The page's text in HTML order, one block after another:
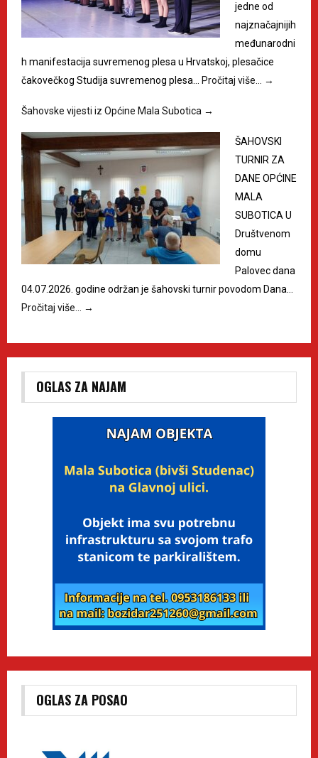
jedne od
najznačajnijih
međunarodni
h manifestacija suvremenog plesa u Hrvatskoj, plesačice
čakovečkog Studija suvremenog plesa…
Pročitaj više… →
Šahovske vijesti iz Općine Mala Subotica →
ŠAHOVSKI
TURNIR ZA
DANE OPĆINE
MALA
SUBOTICA U
Društvenom
domu
Palovec dana
04.07.2026. godine održan je šahovski turnir povodom Dana…
Pročitaj više…
→
OGLAS ZA NAJAM
OGLAS ZA POSAO